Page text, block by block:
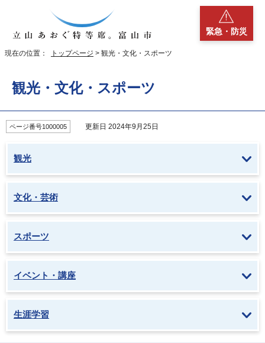
緊急・防災
現在の位置： トップページ > 観光・文化・スポーツ
観光・文化・スポーツ
ページ番号1000005 更新日 2024年9月25日
観光
文化・芸術
スポーツ
イベント・講座
生涯学習